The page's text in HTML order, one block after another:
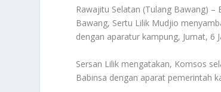
Rawajitu Selatan (Tulang Bawang)
Bawang, Sertu Lilik Mudjio
dengan aparatur kampung, Jumat, 6
Sersan Lilik mengatakan, Komsos
Babinsa dengan aparat pemerintah